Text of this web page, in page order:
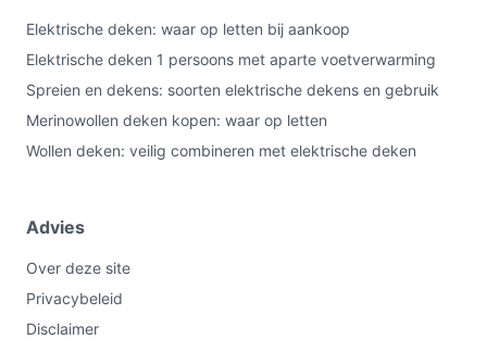
Elektrische deken: waar op letten bij aankoop
Elektrische deken 1 persoons met aparte voetverwarming
Spreien en dekens: soorten elektrische dekens en gebruik
Merinowollen deken kopen: waar op letten
Wollen deken: veilig combineren met elektrische deken
Advies
Over deze site
Privacybeleid
Disclaimer